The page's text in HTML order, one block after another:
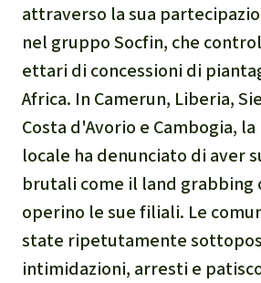
attraverso la sua
nel gruppo Socfin, che
ettari di concessioni di
Africa. In Camerun, Liberia,
Costa d'Avorio e Cambogia,
locale ha denunciato di aver
brutali come il land grabbing
operino le sue filiali. Le
state ripetutamente
intimidazioni, arresti e